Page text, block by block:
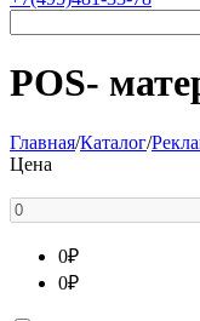
POS-
Главная/Каталог/
Цена
0₽
0₽